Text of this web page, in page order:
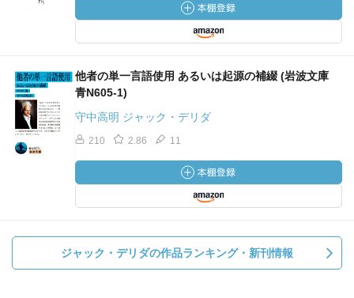
他者の単一言語使用 あるいは起源の補綴 (岩波文庫
青N605-1)
守中高明 ジャック・デリダ
210 2.86 11
ジャック・デリダの作品ランキング・新刊情報